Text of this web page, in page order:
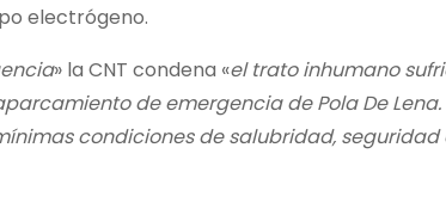
electrógeno.
» la CNT condena «el trato inhumano
de emergencia de Pola De
condiciones de salubridad,